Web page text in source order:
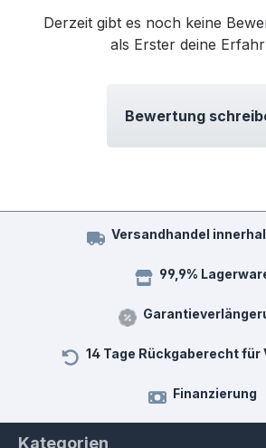
Derzeit gibt es noch keine
als Erster deine
Bewertung
Versandhandel
99,9%
14 Tage Rückgaberecht für
Finanzierung
Kategorien